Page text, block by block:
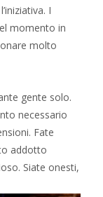
I
momento in
molto
gente solo.
necessario
Fate
addotto
Siate onesti,